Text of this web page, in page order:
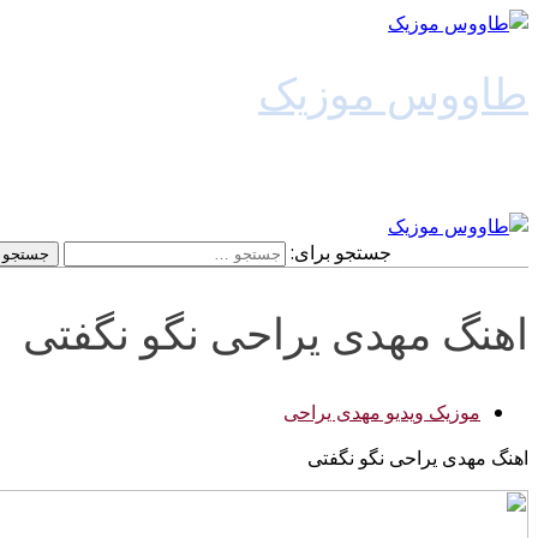
طاووس موزیک
جستجو برای:
اهنگ مهدی یراحی نگو نگفتی
موزیک ویدیو مهدی یراحی
اهنگ مهدی یراحی نگو نگفتی